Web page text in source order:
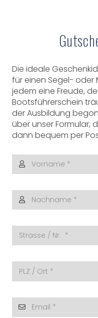
Die ideale
für einen Segel-
jedem eine Freude,
Bootsführerschein
der Ausbildung
über unser Formular,
dann bequem per